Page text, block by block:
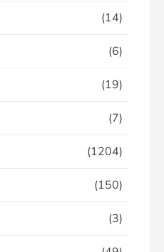
(14)
(6)
(19)
(7)
(1204)
(150)
(3)